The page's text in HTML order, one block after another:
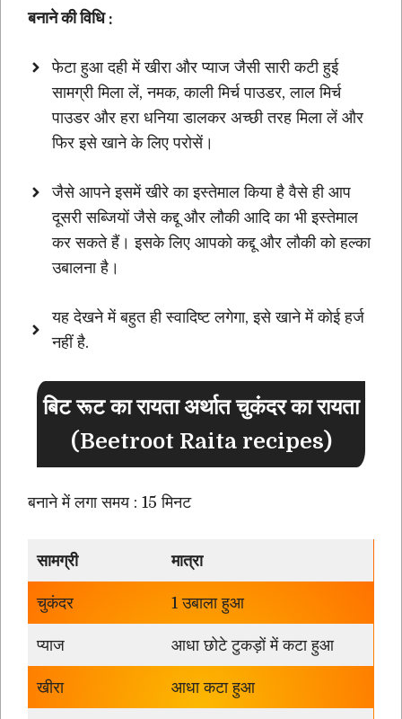
बनाने की विधि :
फेटा हुआ दही में खीरा और प्याज जैसी सारी कटी हुई
सामग्री मिला लें, नमक, काली मिर्च पाउडर, लाल मिर्च
पाउडर और हरा धनिया डालकर अच्छी तरह मिला लें और
फिर इसे खाने के लिए परोसें।
जैसे आपने इसमें खीरे का इस्तेमाल किया है वैसे ही आप
दूसरी सब्जियों जैसे कद्दू और लौकी आदि का भी इस्तेमाल
कर सकते हैं। इसके लिए आपको कद्दू और लौकी को हल्का
उबालना है।
यह देखने में बहुत ही स्वादिष्ट लगेगा, इसे खाने में कोई हर्ज
नहीं है.
बिट रूट का रायता अर्थात चुकंदर का रायता
(Beetroot Raita recipes)
बनाने में लगा समय : 15 मिनट
सामग्री मात्रा
चुकंदर 1 उबाला हुआ
प्याज आधा छोटे टुकड़ों में कटा हुआ
खीरा आधा कटा हुआ